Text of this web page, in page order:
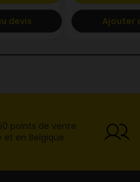
devis Ajouter
points de vente
et en Belgique